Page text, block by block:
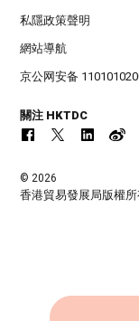
私隱政策聲明
網站導航
京公网安备
關注 HKTDC
© 2026
香港貿易發展局版權